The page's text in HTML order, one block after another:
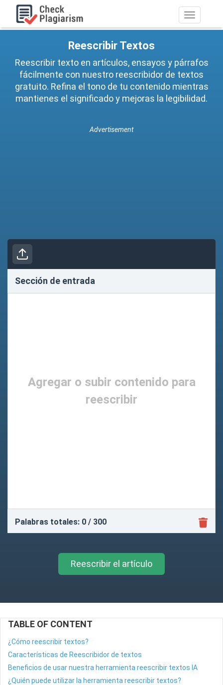
de
Reescribir Textos
Reescribir texto en artículos, ensayos y párrafos
fácilmente con nuestro reescribidor de textos
gratuito. Refina el tono de tu contenido mientras
mantienes el significado y mejoras la legibilidad.
Advertisement
Sección de entrada
Agregar o subir contenido para
reescribir
Palabras totales: 0 / 300
Reescribir el artículo
TABLE OF CONTENT
¿Cómo reescribir textos?
Características de Reescribidor de textos
Beneficios de usar nuestra herramienta reescribir textos IA
¿Quién puede utilizar la herramienta reescribir textos?